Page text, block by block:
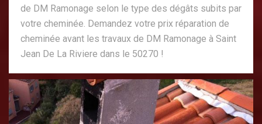
de DM Ramonage selon le type des dégâts subits par
votre cheminée. Demandez votre prix réparation de
cheminée avant les travaux de DM Ramonage à Saint
Jean De La Riviere dans le 50270 !